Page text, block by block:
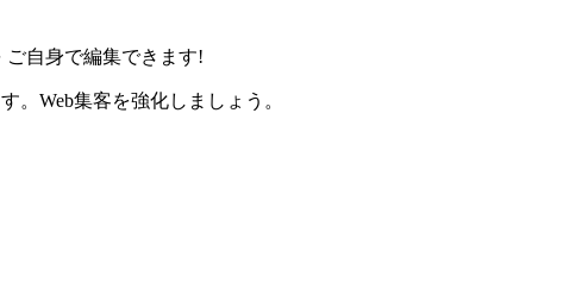
ご自身で編集できます!
。Web集客を強化しましょう。